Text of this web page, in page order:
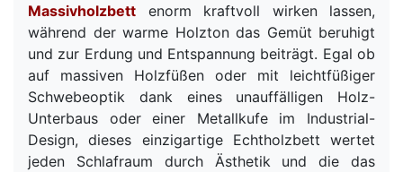
Massivholzbett enorm kraftvoll wirken lassen,
während der warme Holzton das Gemüt beruhigt
und zur Erdung und Entspannung beiträgt. Egal ob
auf massiven Holzfüßen oder mit leichtfüßiger
Schwebeoptik dank eines unauffälligen Holz-
Unterbaus oder einer Metallkufe im Industrial-
Design, dieses einzigartige Echtholzbett wertet
jeden Schlafraum durch Ästhetik und die das